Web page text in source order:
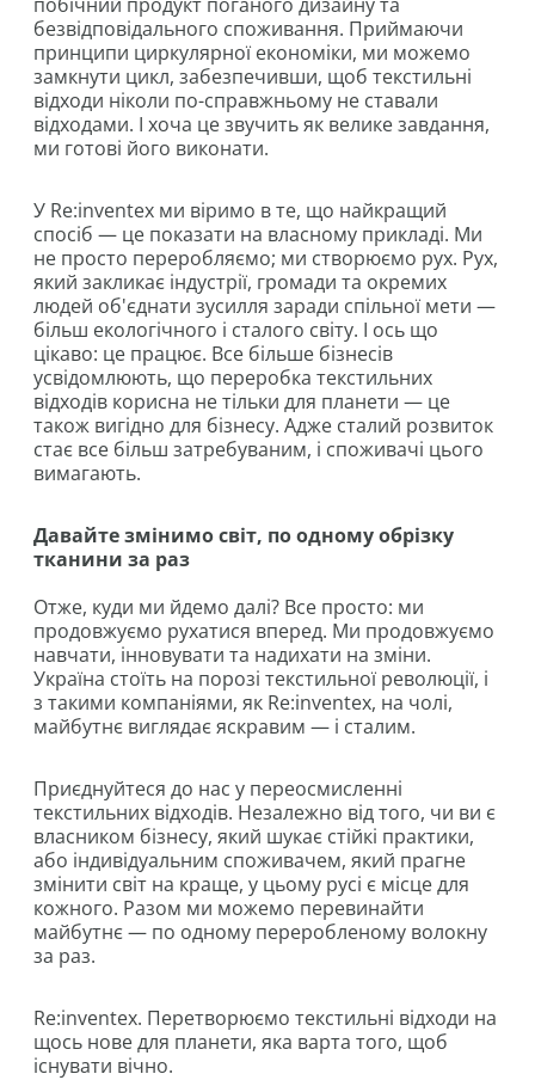
безвідповідального споживання. Приймаючи
принципи циркулярної економіки, ми можемо
замкнути цикл, забезпечивши, щоб текстильні
відходи ніколи по-справжньому не ставали
відходами. І хоча це звучить як велике завдання,
ми готові його виконати.
У Re:inventex ми віримо в те, що найкращий
спосіб — це показати на власному прикладі. Ми
не просто переробляємо; ми створюємо рух. Рух,
який закликає індустрії, громади та окремих
людей об'єднати зусилля заради спільної мети —
більш екологічного і сталого світу. І ось що
цікаво: це працює. Все більше бізнесів
усвідомлюють, що переробка текстильних
відходів корисна не тільки для планети — це
також вигідно для бізнесу. Адже сталий розвиток
стає все більш затребуваним, і споживачі цього
вимагають.
Давайте змінимо світ, по одному обрізку
тканини за раз
Отже, куди ми йдемо далі? Все просто: ми
продовжуємо рухатися вперед. Ми продовжуємо
навчати, інновувати та надихати на зміни.
Україна стоїть на порозі текстильної революції, і
з такими компаніями, як Re:inventex, на чолі,
майбутнє виглядає яскравим — і сталим.
Приєднуйтеся до нас у переосмисленні
текстильних відходів. Незалежно від того, чи ви є
власником бізнесу, який шукає стійкі практики,
або індивідуальним споживачем, який прагне
змінити світ на краще, у цьому русі є місце для
кожного. Разом ми можемо перевинайти
майбутнє — по одному переробленому волокну
за раз.
Re:inventex. Перетворюємо текстильні відходи на
щось нове для планети, яка варта того, щоб
існувати вічно.